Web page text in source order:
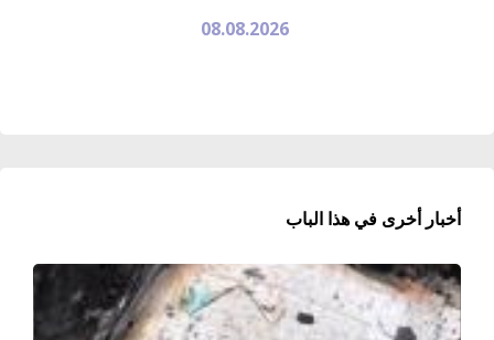
08.08.2026
أخبار أخرى في هذا الباب